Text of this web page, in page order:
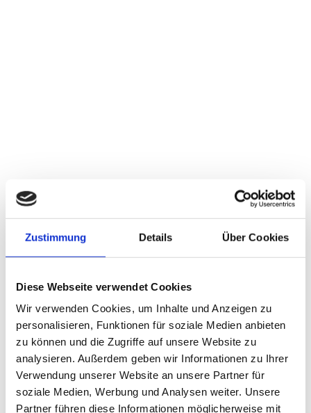
Zustimmung Details Über Cookies
Diese Webseite verwendet Cookies
Wir verwenden Cookies, um Inhalte und Anzeigen zu
personalisieren, Funktionen für soziale Medien anbieten
zu können und die Zugriffe auf unsere Website zu
analysieren. Außerdem geben wir Informationen zu Ihrer
Verwendung unserer Website an unsere Partner für
soziale Medien, Werbung und Analysen weiter. Unsere
Partner führen diese Informationen möglicherweise mit